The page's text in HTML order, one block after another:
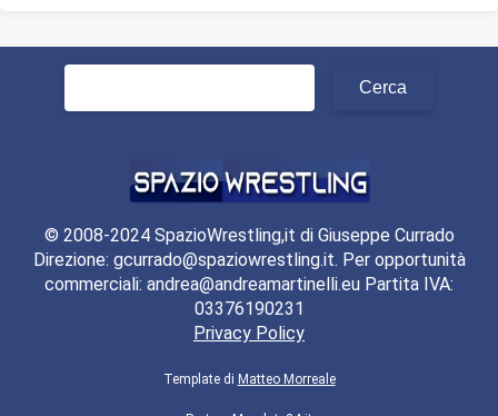
Ricerca
© 2008-2024 SpazioWrestling,it di Giuseppe Currado
Direzione: gcurrado@spaziowrestling.it. Per opportunità
commerciali: andrea@andreamartinelli.eu Partita IVA:
03376190231
Privacy Policy
Template di Matteo Morreale